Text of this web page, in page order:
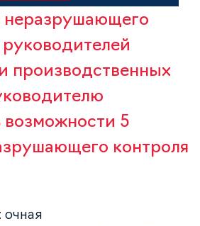
неразрушающего
производственных
возможности 5
контроля
очная